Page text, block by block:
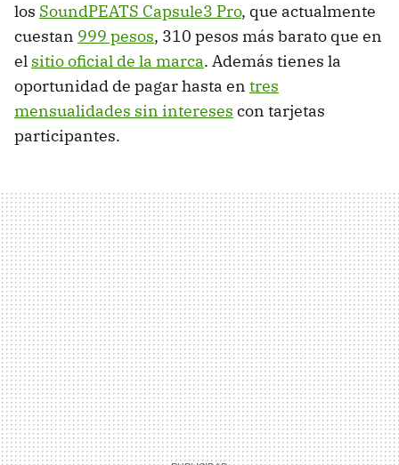
los SoundPEATS Capsule3 Pro, que actualmente
cuestan 999 pesos, 310 pesos más barato que en
el sitio oficial de la marca. Además tienes la
oportunidad de pagar hasta en tres
mensualidades sin intereses con tarjetas
participantes.